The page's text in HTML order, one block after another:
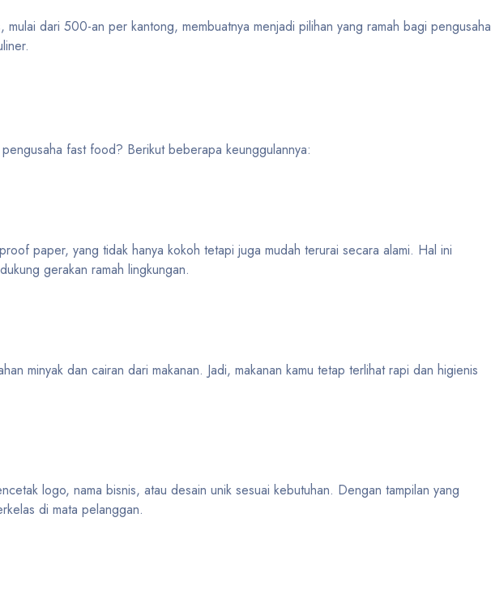
dari 500-an per kantong, membuatnya menjadi pilihan yang ramah bagi pengusaha
fast food? Berikut beberapa keunggulannya:
paper, yang tidak hanya kokoh tetapi juga mudah terurai secara alami. Hal ini
gerakan ramah lingkungan.
minyak dan cairan dari makanan. Jadi, makanan kamu tetap terlihat rapi dan higienis
logo, nama bisnis, atau desain unik sesuai kebutuhan. Dengan tampilan yang
di mata pelanggan.